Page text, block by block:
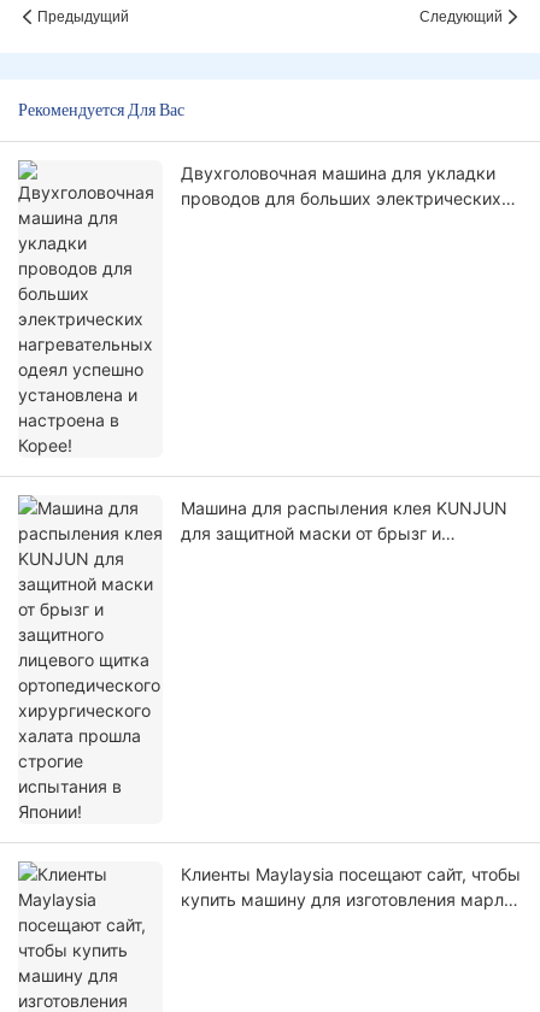
Предыдущий Следующий
Рекомендуется Для Вас
Двухголовочная машина для укладки
проводов для больших электрических
Машина для распыления клея KUNJUN
для защитной маски от брызг и
Клиенты Maylaysia посещают сайт, чтобы
купить машину для изготовления марли